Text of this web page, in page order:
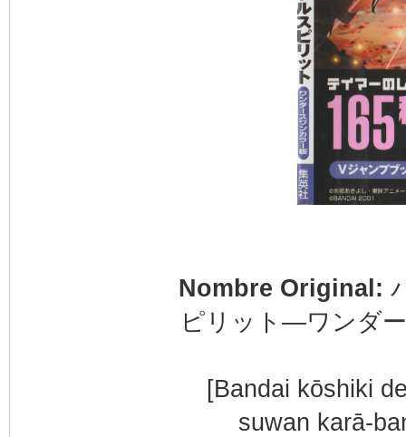
Nombre Original:
ピリット―ワンダ
[Bandai kōshiki
suwan karā-